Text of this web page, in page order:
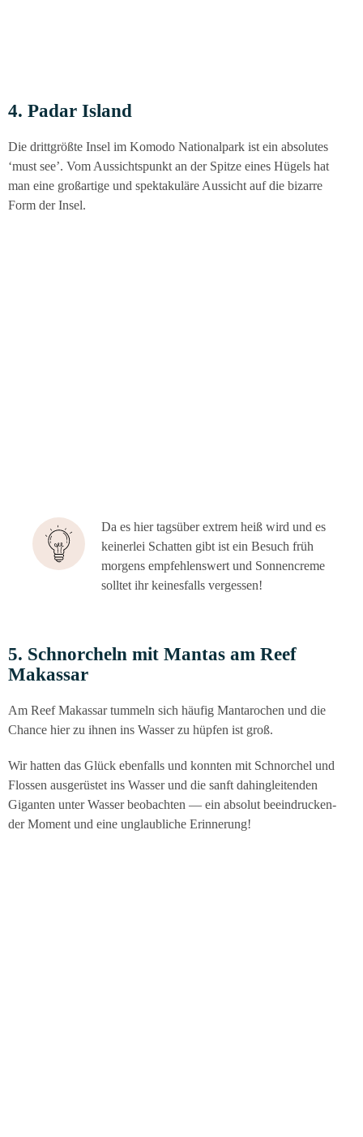
4. Padar Island
Die dritt­größ­te Insel im Komo­do Natio­nal­park ist ein abso­lu­tes
‘must see’. Vom Aus­sichts­punkt an der Spit­ze eines Hügels hat
man eine groß­ar­ti­ge und spek­ta­ku­lä­re Aus­sicht auf die bizar­re
Form der Insel.
Da es hier tags­über extrem heiß wird und es
kei­ner­lei Schat­ten gibt ist ein Besuch früh
mor­gens emp­feh­lens­wert und Son­nen­creme
soll­tet ihr kei­nes­falls vergessen!
5. Schnor­cheln mit Man­t­as am Reef
Makassar
Am Reef Makas­sar tum­meln sich häu­fig Man­ta­ro­chen und die
Chan­ce hier zu ihnen ins Was­ser zu hüp­fen ist groß.
Wir hat­ten das Glück eben­falls und konn­ten mit Schnor­chel und
Flos­sen aus­ge­rüs­tet ins Was­ser und die sanft dahin­glei­ten­den
Gigan­ten unter Was­ser beob­ach­ten — ein abso­lut beein­dru­cken­
der Moment und eine unglaub­li­che Erinnerung!